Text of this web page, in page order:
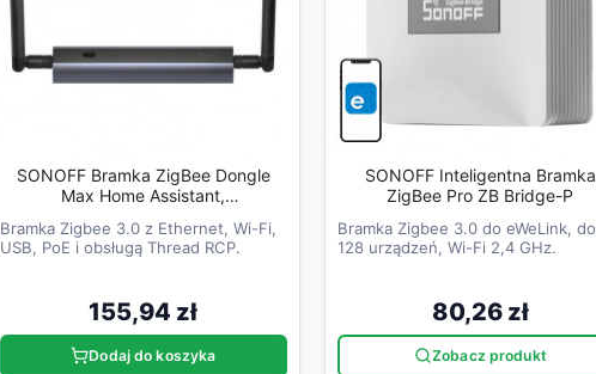
SONOFF Bramka ZigBee Dongle
Max Home Assistant,
Bramka Zigbee 3.0 z Ethernet, Wi-Fi,
USB, PoE i obsługą Thread RCP.
155,94 zł
Dodaj do koszyka
SONOFF Inteligentna Bramka
ZigBee Pro ZB Bridge-P
Bramka Zigbee 3.0 do eWeLink, do
128 urządzeń, Wi-Fi 2,4 GHz.
80,26 zł
Zobacz produkt